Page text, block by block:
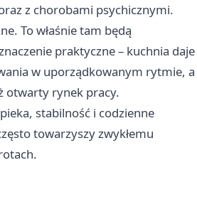
z chorobami psychicznymi.
To właśnie tam będą
praktyczne – kuchnia daje
w uporządkowanym rytmie, a
otwarty rynek pracy.
stabilność i codzienne
towarzyszy zwykłemu